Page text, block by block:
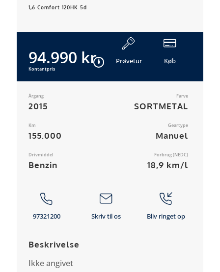
1,6 Comfort 120HK 5d
94.990 kr.
Kontantpris
Prøvetur Køb
Årgang
2015
Farve
SORTMETAL
Km
155.000
Geartype
Manuel
Drivmiddel
Benzin
Forbrug (NEDC)
18,9 km/l
97321200 Skriv til os Bliv ringet op
Beskrivelse
Ikke angivet